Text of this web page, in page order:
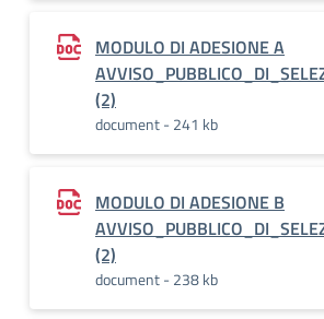
MODULO DI ADESIONE A
(2)
document - 241 kb
MODULO DI ADESIONE B
(2)
document - 238 kb